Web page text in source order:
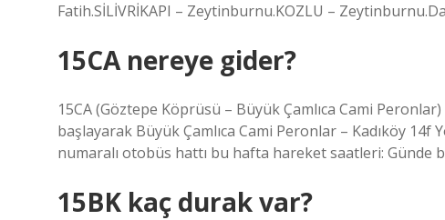
Fatih.SİLİVRİKAPI – Zeytinburnu.KOZLU –
15CA nereye gider?
15CA (Göztepe Köprüsü – Büyük Çamlıca Cami
başlayarak Büyük Çamlıca Cami Peronlar – Kadıköy
numaralı otobüs hattı bu hafta hareket saatleri: Günde
15BK kaç durak var?